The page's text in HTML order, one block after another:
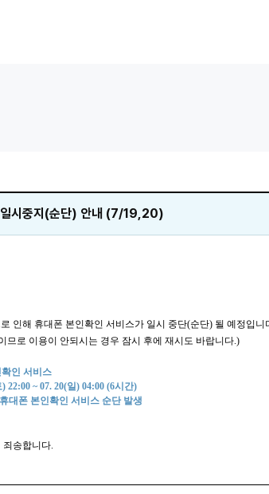
일시중지(순단) 안내 (7/19,20)
인해 휴대폰 본인확인 서비스가 일시 중단(순단) 될 예정입
므로 이용이 안되시는 경우 잠시 후에 재시도 바랍니다.)
인 서비스
22:00 ~ 07. 20(일) 04:00 (6시간)
대폰 본인확인 서비스 순단 발생
죄송합니다.